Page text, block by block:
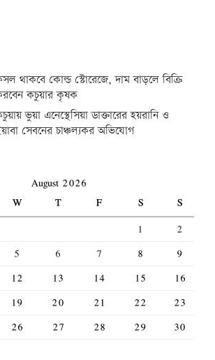
থাকবে কোল্ড স্টোরেজে, দাম বাড়লে বিক্রি
কচুয়ার কৃষক
ভুয়া এনেস্থেসিয়া ডাক্তারের হয়রানি ও
সেবনের চাঞ্চল্যকর অভিযোগ
August 2026
W T F S
S
1
2
5 6 7 8
9
12 13 14 15
16
19 20 21 22
23
26 27 28 29
30